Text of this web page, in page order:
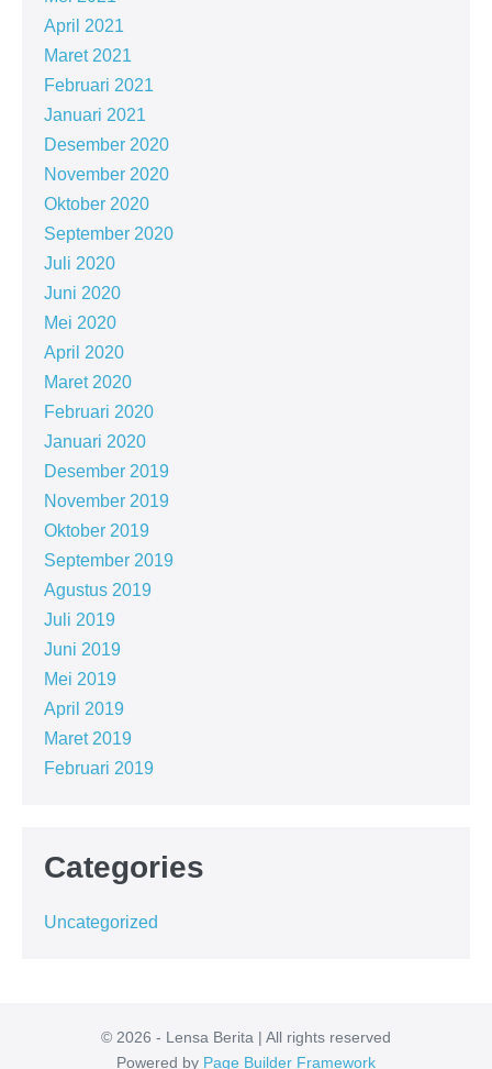
April 2021
Maret 2021
Februari 2021
Januari 2021
Desember 2020
November 2020
Oktober 2020
September 2020
Juli 2020
Juni 2020
Mei 2020
April 2020
Maret 2020
Februari 2020
Januari 2020
Desember 2019
November 2019
Oktober 2019
September 2019
Agustus 2019
Juli 2019
Juni 2019
Mei 2019
April 2019
Maret 2019
Februari 2019
Categories
Uncategorized
© 2026 - Lensa Berita | All rights reserved
Powered by Page Builder Framework